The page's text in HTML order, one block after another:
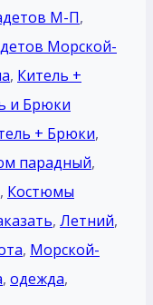
М-П,
Морской-
, Китель +
и Брюки
+ Брюки,
парадный,
, Костюмы
, Летний,
, Морской-
, одежда,